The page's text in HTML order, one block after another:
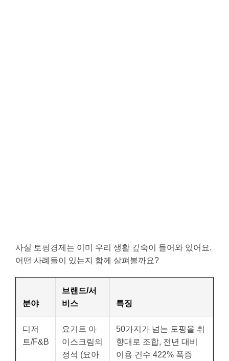
사실 토핑경제는 이미 우리 생활 깊숙이 들어와 있어요.
어떤 사례들이 있는지 함께 살펴볼까요?
분야
브랜드/서
비스
특징
디저
트/F&B
요거트 아
이스크림의
정석 (요아
50가지가 넘는 토핑을 취
향대로 조합, 전년 대비
이용 건수 422% 폭증